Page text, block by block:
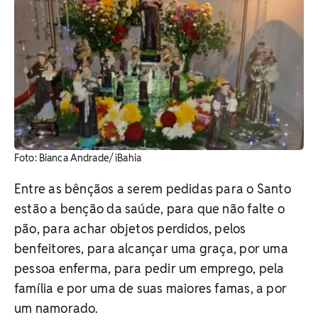
Foto: Bianca Andrade/ iBahia
Entre as bênçãos a serem pedidas para o Santo
estão a benção da saúde, para que não falte o
pão, para achar objetos perdidos, pelos
benfeitores, para alcançar uma graça, por uma
pessoa enferma, para pedir um emprego, pela
família e por uma de suas maiores famas, a por
um namorado.